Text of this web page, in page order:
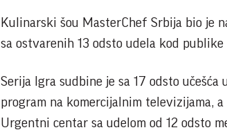
Kulinarski šou MasterChef Srbija bio je
sa ostvarenih 13 odsto udela kod
Serija Igra sudbine je sa 17 odsto
program na komercijalnim televizijama,
Urgentni centar sa udelom od 12 odsto